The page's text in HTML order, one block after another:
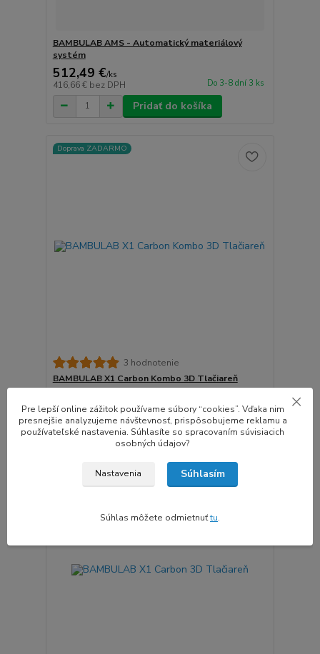
BAMBULAB AMS - Automatický materiálový
systém
512,49 €/ks
416,66 € bez DPH Do 3-8 dní 3 ks
Pridať do košíka
Doprava ZADARMO
3 hodnotenie
BAMBULAB X1 Carbon Kombo 3D Tlačiareň
1 549,99 €bez DPH Predaj skončil
Detail
Doprava ZADARMO
Pre lepší online zážitok používame súbory “cookies”. Vďaka nim
presnejšie analyzujeme návštevnosť, prispôsobujeme reklamu a
používateľské nastavenia. Súhlasíte so spracovaním súvisiacich
osobných údajov?
Nastavenia Súhlasím
Súhlas môžete odmietnuťtu.